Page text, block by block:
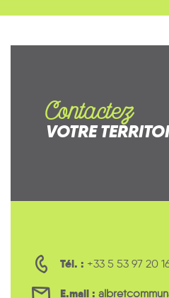
Contactez
VOTRE
Tél. : +33 5 53 97 20
E.mail :